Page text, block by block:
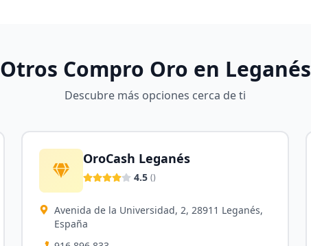
Otros Compro Oro en Leganés
Descubre más opciones cerca de ti
OroCash Leganés
4.5 ()
Avenida de la Universidad, 2, 28911 Leganés,
España